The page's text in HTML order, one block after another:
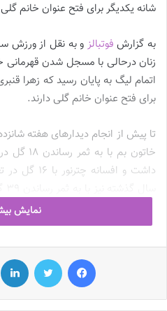
شانه یکدیگر برای فتح عنوان خانم
به گزارش فوتبالز و به نقل از ورزش
زنان درحالی با مسجل شدن قهرمانی
اتمام لیگ به پایان رسید که زهرا
برای فتح عنوان خانم گلی دارند.
تا پیش از انجام دیدارهای هفته
خاتون بم
داشت و
شده بود، در فصل جاری تلاش می
از قهرمانی تیمش دفاع کند.
در مقابل اما افسانه چترنور،
هفته‌های ابتدایی مقتدرانه در صدر
درگیر شدن این تیم سیرجانی با
نمایش